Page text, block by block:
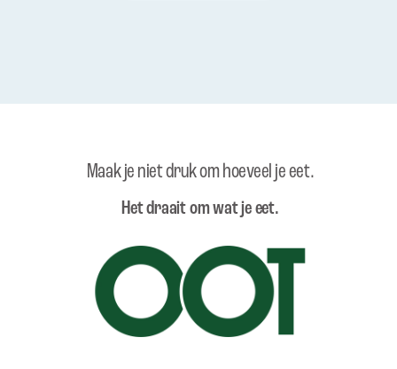
Maak je niet druk om hoeveel je eet.
Het draait om wat je eet.